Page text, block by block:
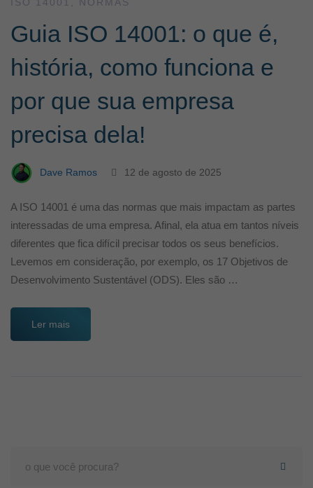
Guia ISO 14001: o que é,
história, como funciona e
por que sua empresa
precisa dela!
Dave Ramos 12 de agosto de 2025
A ISO 14001 é uma das normas que mais impactam as partes
interessadas de uma empresa. Afinal, ela atua em tantos níveis
diferentes que fica difícil precisar todos os seus benefícios.
Levemos em consideração, por exemplo, os 17 Objetivos de
Desenvolvimento Sustentável (ODS). Eles são …
Ler mais